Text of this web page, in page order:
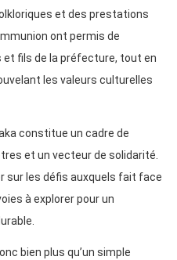
et des prestations
ont permis de
fils de la préfecture, tout en
les valeurs culturelles
constitue un cadre de
et un vecteur de solidarité.
sur les défis auxquels fait face
à explorer pour un
bien plus qu’un simple